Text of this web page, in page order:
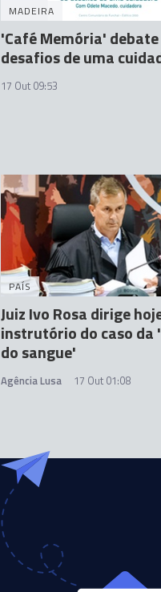
MADEIRA
'Café Memória'
desafios de uma
17 Out 09:53
PAÍS
Juiz Ivo Rosa dirige
instrutório do caso da
do sangue'
Agência Lusa 17 Out 01:08